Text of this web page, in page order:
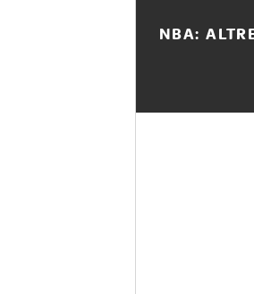
NBA: